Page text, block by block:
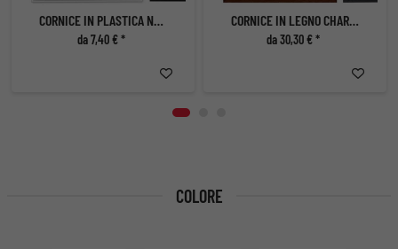
CORNICE IN PLASTICA NEW LIFESTYLE
da 7,40 € *
CORNICE IN LEGNO CHARTRES
da 30,30 € *
COLORE